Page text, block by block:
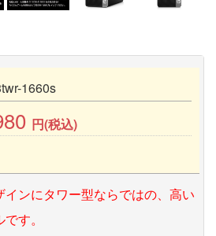
1660s
円(税込)
ンにタワー型ならではの、高い
す。